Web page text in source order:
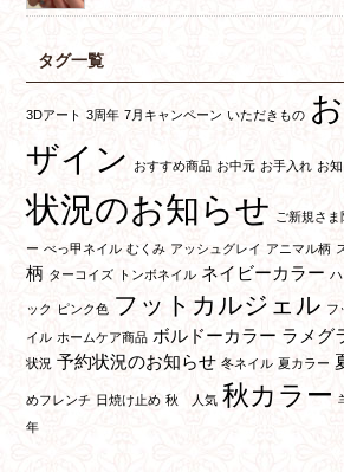
タグ一覧
3Dアート 3周年 7月キャンペーン いただきもの
ザイン
おすすめ商品 お中元 お手入れ お
状況のお知らせ
ご新規さま
ー べっ甲ネイル むくみ アッシュグレイ アニマル柄
柄 ターコイズ トンボネイル ネイビーカラー
ック ピンク色 フットカルジェル フ
イル ホームケア商品 ボルドーカラー ラメグ
状況 予約状況のお知らせ 冬ネイル 夏カラー
めフレンチ 日焼け止め 秋 人気 秋カラー
年